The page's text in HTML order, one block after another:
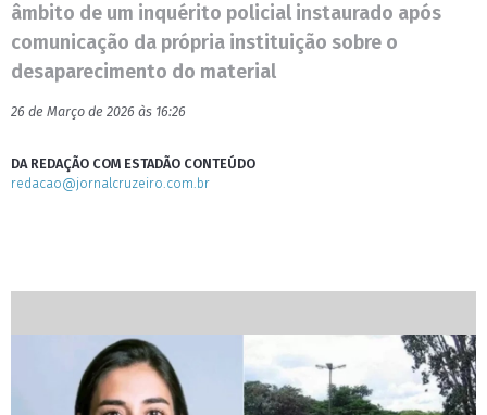
âmbito de um inquérito policial instaurado após
comunicação da própria instituição sobre o
desaparecimento do material
26 de Março de 2026 às 16:26
DA REDAÇÃO COM ESTADÃO CONTEÚDO
redacao@jornalcruzeiro.com.br